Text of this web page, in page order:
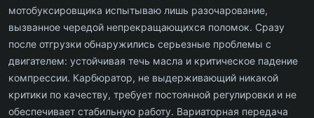
мотобуксировщика испытываю лишь разочарование,
вызванное чередой непрекращающихся поломок. Сразу
после отгрузки обнаружились серьезные проблемы с
двигателем: устойчивая течь масла и критическое падение
компрессии. Карбюратор, не выдерживающий никакой
критики по качеству, требует постоянной регулировки и не
обеспечивает стабильную работу. Вариаторная передача